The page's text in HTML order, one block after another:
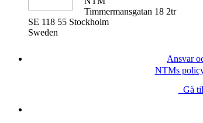
Timmermansgatan 18 2tr
SE 118 55 Stockholm
Sweden
Ansvar
NTMs
Gå